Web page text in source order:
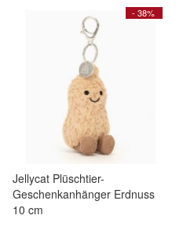
- 38%
Jellycat Plüschtier-
Geschenkanhänger Erdnuss
10 cm